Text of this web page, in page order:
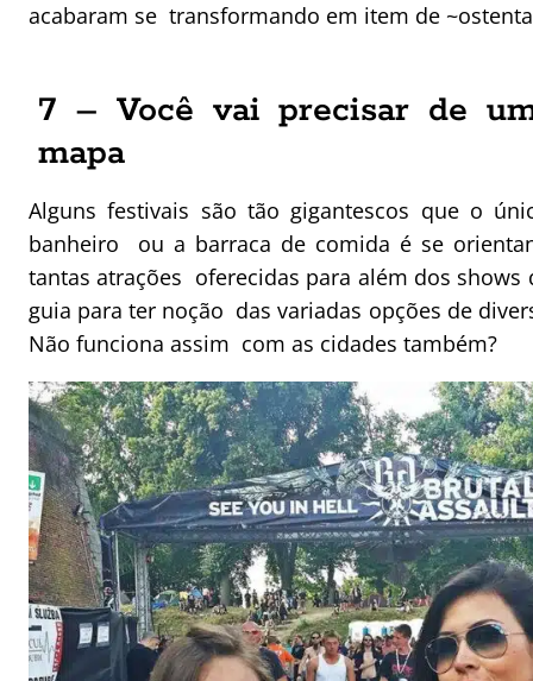
acabaram se transformando em item de
7 – Você vai precisar de
mapa
Alguns festivais são tão gigantescos que o
banheiro ou a barraca de comida é se
tantas atrações oferecidas para além dos
guia para ter noção das variadas opções de
Não funciona assim com as cidades também?